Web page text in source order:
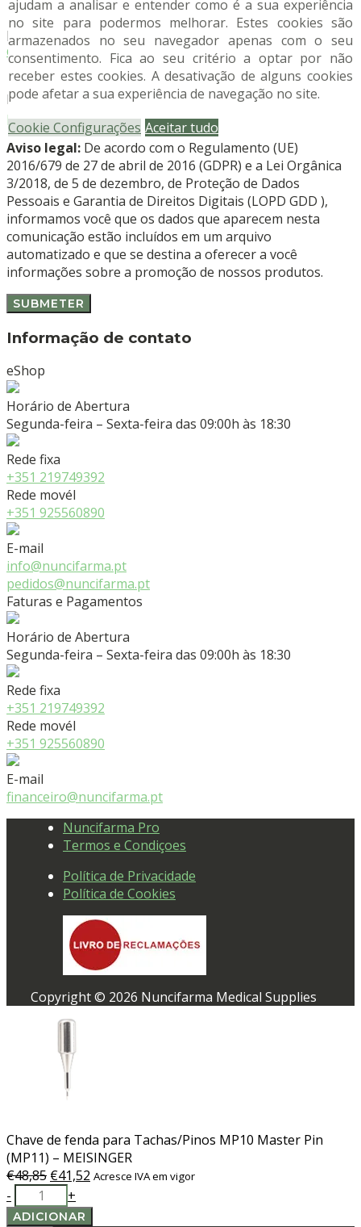
Li e compreendi as condições em que os dados
pessoais são processados, conforme descrito napolítica
de privacidade
Desejo receber informações comerciais da
Nuncifarma, de acordo com as condições descritas na
política de privacidade, que li e aceito.
Aviso legal: De acordo com o Regulamento (UE)
2016/679 de 27 de abril de 2016 (GDPR) e a Lei Orgânica
3/2018, de 5 de dezembro, de Proteção de Dados
Pessoais e Garantia de Direitos Digitais (LOPD GDD ),
informamos você que os dados que aparecem nesta
comunicação estão incluídos em um arquivo
automatizado e que se destina a oferecer a você
informações sobre a promoção de nossos produtos.
Informação de contato
eShop
Horário de Abertura
Segunda-feira – Sexta-feira das 09:00h às 18:30
Rede fixa
+351 219749392
Rede movél
+351 925560890
E-mail
info@nuncifarma.pt
pedidos@nuncifarma.pt
Faturas e Pagamentos
Horário de Abertura
Segunda-feira – Sexta-feira das 09:00h às 18:30
Rede fixa
+351 219749392
Rede movél
+351 925560890
E-mail
financeiro@nuncifarma.pt
Nuncifarma Pro
Termos e Condiçoes
Política de Privacidade
Política de Cookies
Copyright © 2026 Nuncifarma Medical Supplies
Chave de fenda para Tachas/Pinos MP10 Master Pin
(MP11) – MEISINGER
€48,85 O
preço
original
€41,52 O
atual
Acresce IVA em vigor
-
Quantidade
de
+
ADICIONAR
ajudam a analisar e entender como é a sua experiência
no site para podermos melhorar. Estes cookies são
armazenados no seu navegador apenas com o seu
consentimento. Fica ao seu critério a optar por não
receber estes cookies. A desativação de alguns cookies
pode afetar a sua experiência de navegação no site.
Cookie Configurações Aceitar tudo